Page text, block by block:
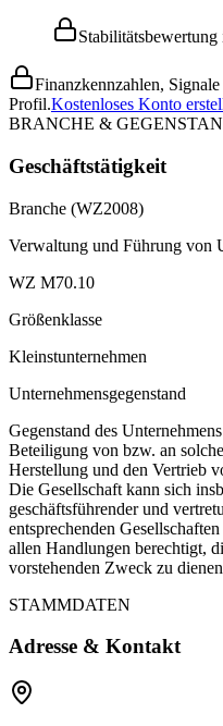
Finanzkennzahlen,
Profil.Kostenloses Konto
BRANCHE &
Geschäftstätigkeit
Branche (WZ2008)
Verwaltung und Führung von
WZ M70.10
Größenklasse
Kleinstunternehmen
Unternehmensgegenstand
Gegenstand des
Beteiligung von bzw. an
Herstellung und den Vertrieb
Die Gesellschaft kann sich
geschäftsführender und
entsprechenden
allen Handlungen berechtigt,
vorstehenden Zweck zu
STAMMDATEN
Adresse & Kontakt